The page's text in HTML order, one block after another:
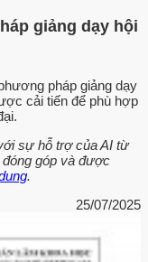
giảng dạy hội
pháp giảng dạy
cải tiến để phù hợp
sự hỗ trợ của AI từ
đóng góp và được
.
25/07/2025